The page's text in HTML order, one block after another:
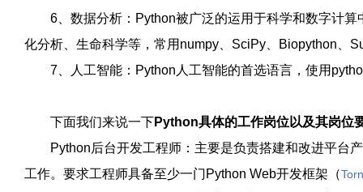
6、数据分析：Python被广泛的运用于科学和数字计算
化分析、生命科学等，常用numpy、SciPy、Biopython、
7、人工智能：Python人工智能的首选语言，使用
下面我们来说一下Python具体的工作岗位以及其岗位
Python后台开发工程师：主要是负责搭建和改进平台
工作。要求工程师具备至少一门Python Web开发框架（